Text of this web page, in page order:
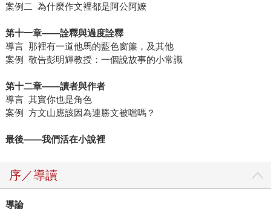
案例二 為什麼作文裡都是阿公阿嬤
第十一章——詮釋與過度詮釋
導言 那裡有一道他馬的藍色窗簾，及其他
案例 敬告彭明輝教授：一個說故事的小常識
第十二章——讀者與作者
導言 其實你也是角色
案例 方文山應該因為連勝文被噹嗎？
最後——我們活在小說裡
序／導讀
導論